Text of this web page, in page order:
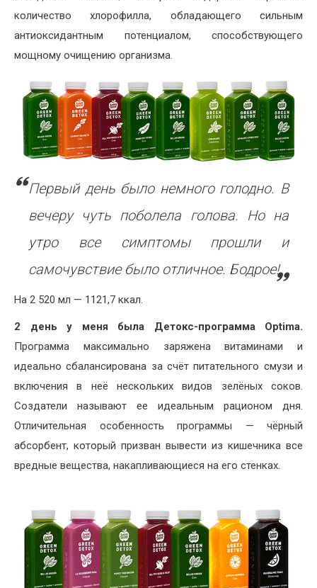
количество хлорофилла, обладающего сильным
антиоксидантным потенциалом, способствующего
мощному очищению организма.
Первый день было немного голодно. В
вечеру чуть поболела голова. Но на
утро все симптомы прошли и
самочувствие было отличное. Бодрое!
На 2 520 мл — 1121,7 ккал.
2 день у меня была Детокс-программа Optima.
Программа максимально заряжена витаминами и
идеально сбалансирована за счёт питательного смузи и
включения в неё нескольких видов зелёных соков.
Создатели называют ее идеальным рационом дня.
Отличительная особенность программы — чёрный
абсорбент, который призван вывести из кишечника все
вредные вещества, накапливающиеся на его стенках.